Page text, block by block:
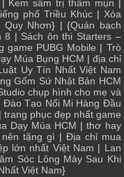
Kem sâm trị thâm mụn |
phố Triều Khúc| Xóa
Quy Nhơn} | {Quán bạch
8 | Sách ôn thi Starters –
game PUBG Mobile | Trò
Múa Bụng HCM | địa chỉ
Uy Tín Nhất Việt Nam
Gốm Sứ Nhật Bản HCM
chụp hình cho mẹ và
Đào Tạo Nối Mi Hàng Đầu
| trang phục đẹp nhất game
Dạy Múa HCM |thơ hay
tặng gì | Địa chỉ mua
lớn nhất Việt Nam | Lan
Sóc Lông Mày Sau Khi
Việt Nam}